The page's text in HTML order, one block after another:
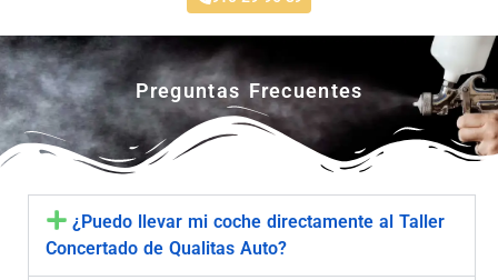
Preguntas Frecuentes
¿Puedo llevar mi coche directamente al Taller
Concertado de Qualitas Auto?